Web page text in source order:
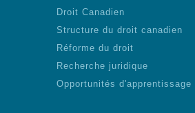
Droit Canadien
Structure du droit canadien
Réforme du droit
Recherche juridique
Opportunités d'apprentissage